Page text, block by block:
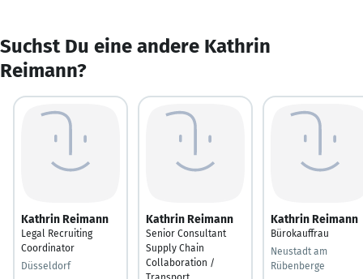
Suchst Du eine andere Kathrin
Reimann?
Kathrin Reimann
Legal Recruiting
Coordinator
Düsseldorf
Kathrin Reimann
Senior Consultant
Supply Chain
Collaboration /
Kathrin Reimann
Bürokauffrau
Neustadt am
Rübenberge